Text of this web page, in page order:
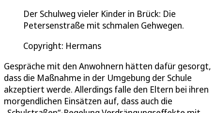
Der Schulweg vieler Kinder in Brück: Die
Petersenstraße mit schmalen Gehwegen.
Copyright: Hermans
Gespräche mit den Anwohnern hätten dafür gesorgt,
dass die Maßnahme in der Umgebung der Schule
akzeptiert werde. Allerdings falle den Eltern bei ihren
morgendlichen Einsätzen auf, dass auch die